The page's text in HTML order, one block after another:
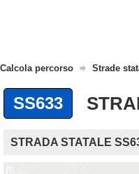
Calcola percorso Strade
SS633
STRADA STATALE